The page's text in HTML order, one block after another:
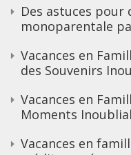
Des astuces pour
monoparentale
Vacances en
des Souvenirs
Vacances en
Moments
Vacances en